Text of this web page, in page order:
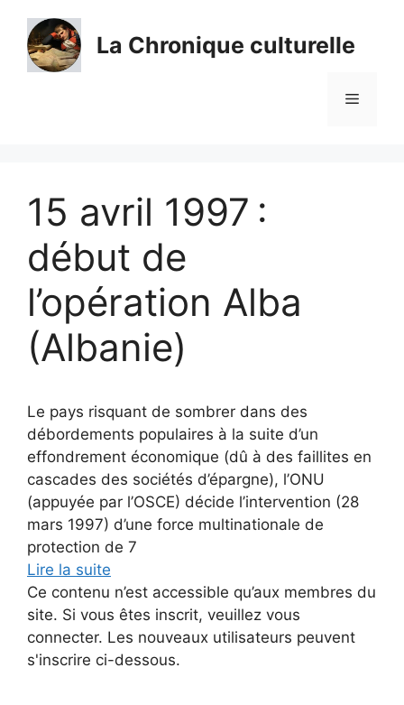
contenu
La Chronique culturelle
Menu
15 avril 1997 :
début de
l’opération Alba
(Albanie)
Le pays risquant de sombrer dans des
débordements populaires à la suite d’un
effondrement économique (dû à des faillites en
cascades des sociétés d’épargne), l’ONU
(appuyée par l’OSCE) décide l’intervention (28
mars 1997) d’une force multinationale de
protection de 7
Lire la suite
Ce contenu n’est accessible qu’aux membres du
site. Si vous êtes inscrit, veuillez vous
connecter. Les nouveaux utilisateurs peuvent
s'inscrire ci-dessous.